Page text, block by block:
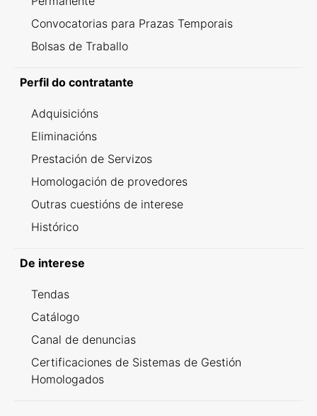
Convocatorias para Prazas Temporais
Bolsas de Traballo
Perfil do contratante
Adquisicións
Eliminacións
Prestación de Servizos
Homologación de provedores
Outras cuestións de interese
Histórico
De interese
Tendas
Catálogo
Canal de denuncias
Certificaciones de Sistemas de Gestión
Homologados